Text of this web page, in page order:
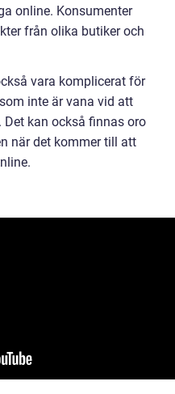
online. Konsumenter
från olika butiker och
vara komplicerat för
inte är vana vid att
kan också finnas oro
när det kommer till att